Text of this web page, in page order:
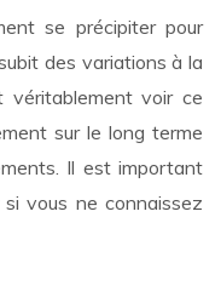
se précipiter pour
des variations à la
véritablement voir ce
sur le long terme
Il est important
vous ne connaissez